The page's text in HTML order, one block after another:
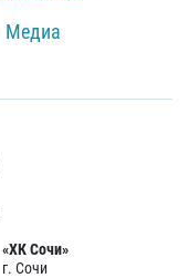
Медиа
«ХК Сочи»
г. Сочи